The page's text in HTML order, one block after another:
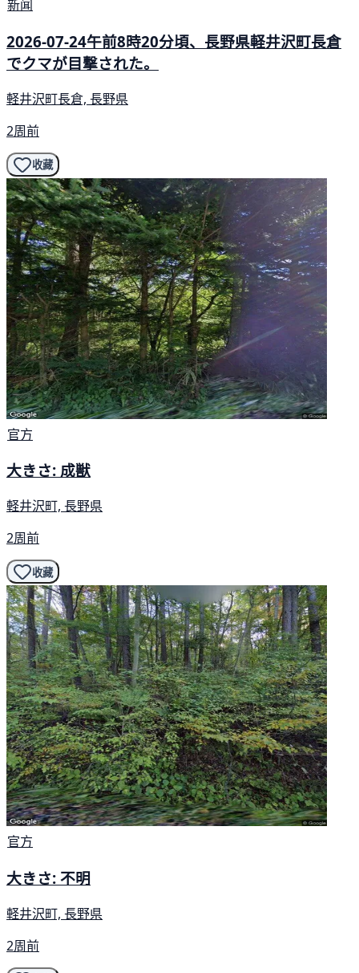
新闻
2026-07-24午前8時20分頃、長野県軽井沢町長倉
でクマが目撃された。
軽井沢町長倉, 長野県
2周前
收藏
官方
大きさ: 成獣
軽井沢町, 長野県
2周前
收藏
官方
大きさ: 不明
軽井沢町, 長野県
2周前